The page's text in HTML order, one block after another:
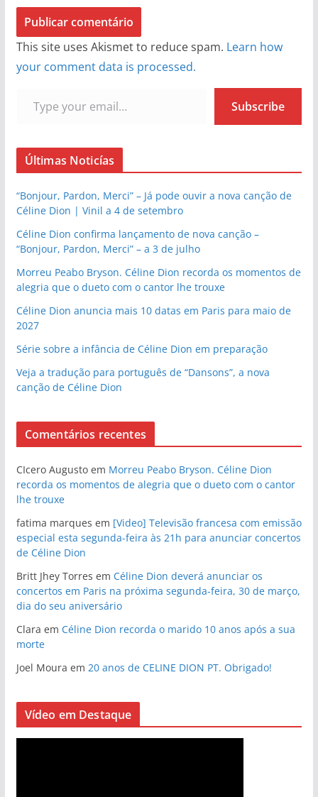
This site uses Akismet to reduce spam. Learn how
your comment data is processed.
Subscribe
Últimas Noticías
“Bonjour, Pardon, Merci” – Já pode ouvir a nova canção de
Céline Dion | Vinil a 4 de setembro
Céline Dion confirma lançamento de nova canção –
“Bonjour, Pardon, Merci” – a 3 de julho
Morreu Peabo Bryson. Céline Dion recorda os momentos de
alegria que o dueto com o cantor lhe trouxe
Céline Dion anuncia mais 10 datas em Paris para maio de
2027
Série sobre a infância de Céline Dion em preparação
Veja a tradução para português de “Dansons”, a nova
canção de Céline Dion
Comentários recentes
CIcero Augustoem Morreu Peabo Bryson. Céline Dion
recorda os momentos de alegria que o dueto com o cantor
lhe trouxe
fatima marques em [Video] Televisão francesa com emissão
especial esta segunda-feira às 21h para anunciar concertos
de Céline Dion
Britt Jhey Torres em Céline Dion deverá anunciar os
concertos em Paris na próxima segunda-feira, 30 de março,
dia do seu aniversário
Clara em Céline Dion recorda o marido 10 anos após a sua
morte
Joel Moura em 20 anos de CELINE DION PT. Obrigado!
Vídeo em Destaque